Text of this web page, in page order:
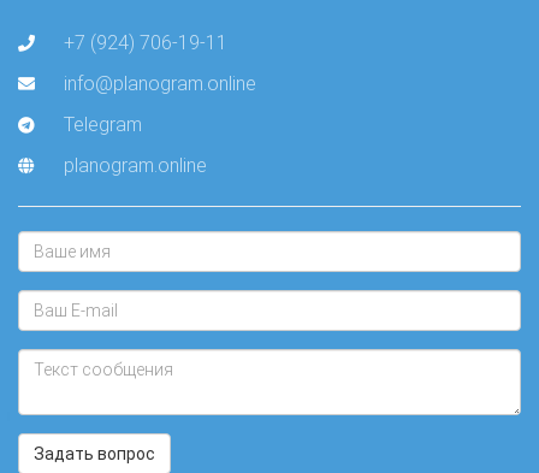
+7 (924) 706-19-11
info@planogram.online
Telegram
planogram.online
Задать вопрос